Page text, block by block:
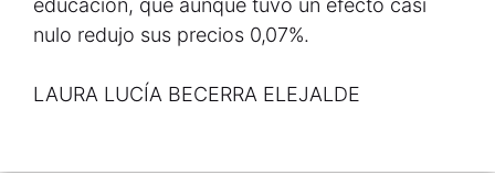
educación, que aunque tuvo un efecto casi
nulo redujo sus precios 0,07%.
LAURA LUCÍA BECERRA ELEJALDE